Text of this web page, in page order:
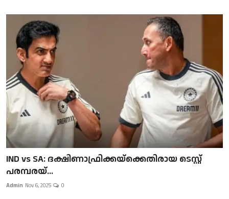
IND vs SA: ദക്ഷിണാഫ്രിക്കയ്‌ക്കെതിരായ ടെസ്റ്റ്
പരമ്പരയ്...
Admin Nov 6, 2025 0